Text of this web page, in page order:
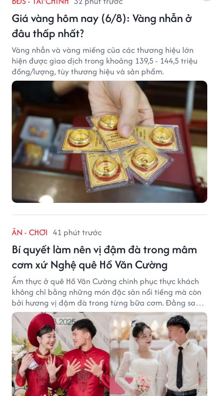
Giá vàng hôm nay (6/8): Vàng nhẫn ở
đâu thấp nhất?
Vàng nhẫn và vàng miếng của các thương hiệu lớn
hiện được giao dịch trong khoảng 139,5 - 144,5 triệu
đồng/lượng, tùy thương hiệu và sản phẩm.
ĂN - CHƠI 41 phút trước
Bí quyết làm nên vị đậm đà trong mâm
cơm xứ Nghệ quê Hồ Văn Cường
Ẩm thực ở quê Hồ Văn Cường chinh phục thực khách
không chỉ bằng những món đặc sản nổi tiếng mà còn
bởi hương vị đậm đà trong từng bữa cơm. Đằng sau
nét giản dị ấy là những bí quyết được người dân gìn
giữ qua nhiều thế hệ.